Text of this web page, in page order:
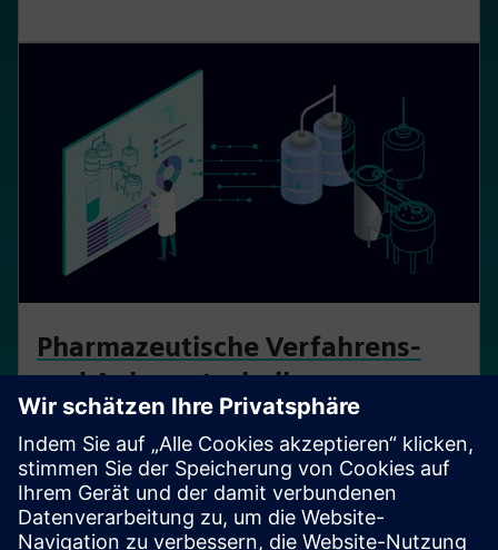
Pharmazeutische Verfahrens-
und Anlagentechnik
Ermöglichen Sie eine durchgängige Zusammenarbeit
und Datenintegrität während des gesamten
Lebenszyklus der Anlage.